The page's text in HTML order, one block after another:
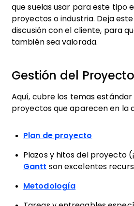
que suelas usar para este tipo
proyectos o industria. Deja
discusión con el cliente, para
también sea valorada.
Gestión del Proyecto
Aquí, cubre los temas estándar
proyectos que aparecen en la
Plan de proyecto
Plazos y hitos del proyecto
Gantt son excelentes
Metodología